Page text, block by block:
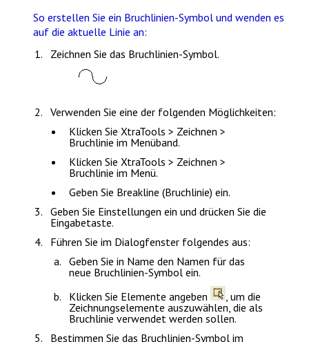
So erstellen Sie ein Bruchlinien-Symbol und wenden es
auf die aktuelle Linie an:
Zeichnen Sie das Bruchlinien-Symbol.
Verwenden Sie eine der folgenden Möglichkeiten:
Klicken Sie XtraTools > Zeichnen >
Bruchlinie im Menüband.
Klicken Sie XtraTools > Zeichnen >
Bruchlinie im Menü.
Geben Sie Breakline (Bruchlinie) ein.
Geben Sie Einstellungen ein und drücken Sie die
Eingabetaste.
Führen Sie im Dialogfenster folgendes aus:
Geben Sie in Name den Namen für das
neue Bruchlinien-Symbol ein.
Klicken Sie Elemente angeben
, um die
Zeichnungselemente auszuwählen, die als
Bruchlinie verwendet werden sollen.
Bestimmen Sie das Bruchlinien-Symbol im